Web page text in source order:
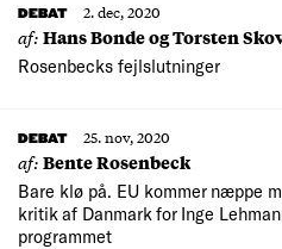
DEBAT 2. dec, 2020
af:Hans Bonde og Torsten
Rosenbecks fejlslutninger
DEBAT 25. nov, 2020
af:Bente Rosenbeck
Bare klø på. EU kommer næppe
kritik af Danmark for Inge
programmet